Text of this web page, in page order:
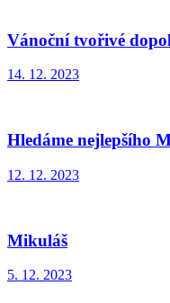
Vánoční tvořivé
14. 12. 2023
Hledáme nejlepšího
12. 12. 2023
Mikuláš
5. 12. 2023